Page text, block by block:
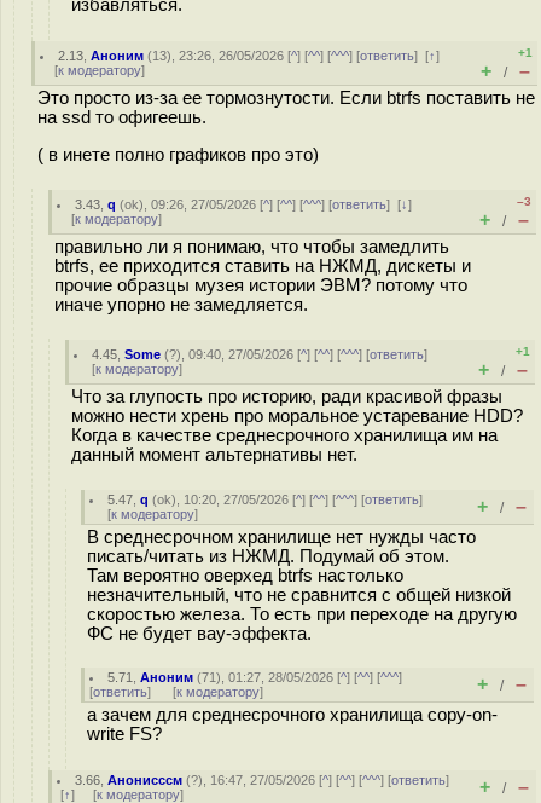
избавляться.
2.13 ,Аноним (13), 23:26, 26/05/2026 [^] [^^] [^^^] [ответить][↑]
[к модератору]
+1
+ / –
Это просто из-за ее тормознутости. Если btrfs поставить не
на ssd то офигеешь.
( в инете полно графиков про это)
3.43 ,q (ok), 09:26, 27/05/2026 [^] [^^] [^^^] [ответить][↓]
[к модератору]
–3
+ / –
правильно ли я понимаю, что чтобы замедлить
btrfs, ее приходится ставить на НЖМД, дискеты и
прочие образцы музея истории ЭВМ? потому что
иначе упорно не замедляется.
4.45 ,Some (?), 09:40, 27/05/2026 [^] [^^] [^^^] [ответить]
[к модератору]
+1
+ / –
Что за глупость про историю, ради красивой фразы
можно нести хрень про моральное устаревание HDD?
Когда в качестве среднесрочного хранилища им на
данный момент альтернативы нет.
5.47 ,q (ok), 10:20, 27/05/2026 [^] [^^] [^^^] [ответить]
[к модератору] + / –
В среднесрочном хранилище нет нужды часто
писать/читать из НЖМД. Подумай об этом.
Там вероятно оверхед btrfs настолько
незначительный, что не сравнится с общей низкой
скоростью железа. То есть при переходе на другую
ФС не будет вау-эффекта.
5.71 ,Аноним (71), 01:27, 28/05/2026 [^] [^^] [^^^]
[ответить] [к модератору] + / –
а зачем для среднесрочного хранилища copy-on-
write FS?
3.66 ,Анонисссм (?), 16:47, 27/05/2026 [^] [^^] [^^^] [ответить]
[↑] [к модератору] + / –